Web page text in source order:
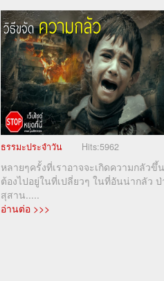
ธรรมะประจำวัน Hits:5962
หลายๆครั้งที่เราอาจจะเกิดความกลัวขึ้
ต้องไปอยู่ในที่เปลี่ยวๆ ในที่อันน่ากลัว
สุสาน.....
อ่านต่อ >>>